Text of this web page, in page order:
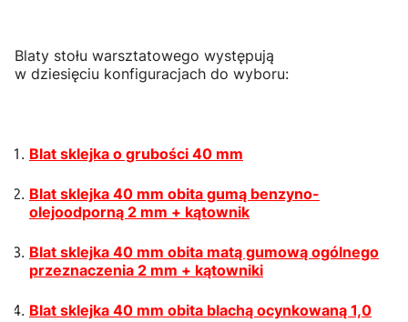
Blaty stołu warsztatowego występują
w dziesięciu konfiguracjach do wyboru:
Blat sklejka o grubości 40 mm
Blat sklejka 40 mm obita gumą benzyno-
olejoodporną 2 mm + kątownik
Blat sklejka 40 mm obita matą gumową ogólnego
przeznaczenia 2 mm + kątowniki
Blat sklejka 40 mm obita blachą ocynkowaną 1,0